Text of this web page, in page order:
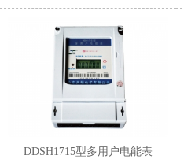
DDSH1715型多用户电能表